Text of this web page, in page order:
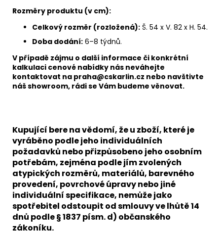
Rozměry produktu (v cm):
Celkový rozměr (rozložená): Š. 54 x V. 82 x H. 54.
Doba dodání: 6–8 týdnů.
V případě zájmu o další informace či konkrétní
kalkulaci cenové nabídky nás neváhejte
kontaktovat na praha@cskarlin.cz nebo navštivte
náš showroom, rádi se Vám budeme věnovat.
Kupující bere na vědomí, že u zboží, které je
vyráběno podle jeho individuálních
požadavků nebo přizpůsobeno jeho osobním
potřebám, zejména podle jím zvolených
atypických rozměrů, materiálů, barevného
provedení, povrchové úpravy nebo jiné
individuální specifikace, nemůže jako
spotřebitel odstoupit od smlouvy ve lhůtě 14
dnů podle § 1837 písm. d) občanského
zákoníku.